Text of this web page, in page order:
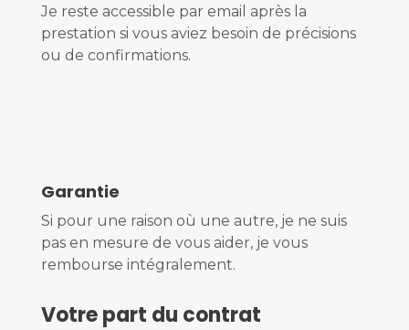
Je reste accessible par email après la
prestation si vous aviez besoin de précisions
ou de confirmations.
Garantie
Si pour une raison où une autre, je ne suis
pas en mesure de vous aider, je vous
rembourse intégralement.
Votre part du contrat